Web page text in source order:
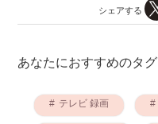
シェアする
あなたにおすすめのタグ
テレビ 録画